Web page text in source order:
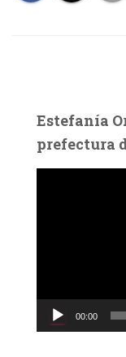
Estefanía
prefectura
c
00:00